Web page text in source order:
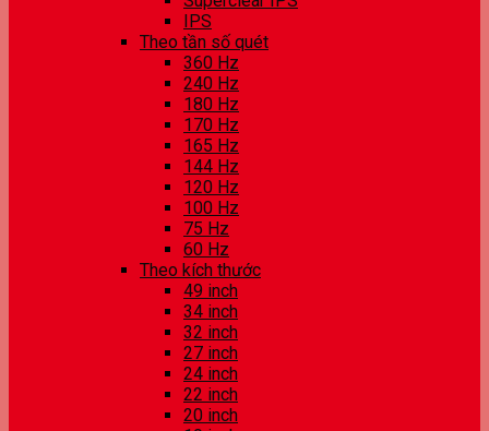
IPS
Theo tần số quét
360 Hz
240 Hz
180 Hz
170 Hz
165 Hz
144 Hz
120 Hz
100 Hz
75 Hz
60 Hz
Theo kích thước
49 inch
34 inch
32 inch
27 inch
24 inch
22 inch
20 inch